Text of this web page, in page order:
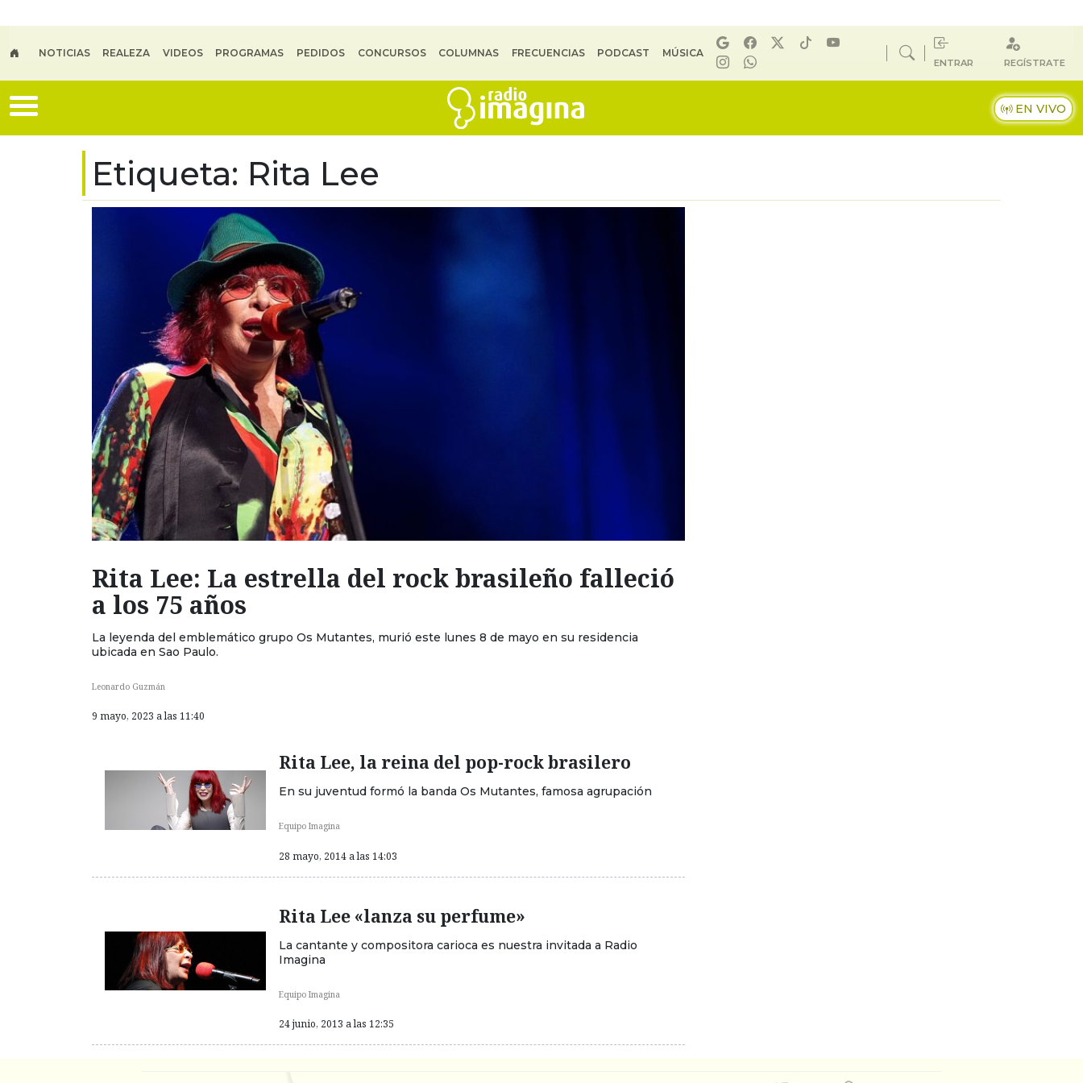
NOTICIAS REALEZA VIDEOS PROGRAMAS PEDIDOS CONCURSOS COLUMNAS FRECUENCIAS PODCAST MÚSICA
ENTRAR REGÍSTRATE
EN VIVO
Etiqueta: Rita Lee
Rita Lee: La estrella del rock brasileño falleció
a los 75 años
La leyenda del emblemático grupo Os Mutantes, murió este lunes 8 de mayo en su residencia
ubicada en Sao Paulo.
Leonardo Guzmán
9 mayo, 2023 a las 11:40
Rita Lee, la reina del pop-rock brasilero
En su juventud formó la banda Os Mutantes, famosa agrupación
Equipo Imagina
28 mayo, 2014 a las 14:03
Rita Lee «lanza su perfume»
La cantante y compositora carioca es nuestra invitada a Radio
Imagina
Equipo Imagina
24 junio, 2013 a las 12:35